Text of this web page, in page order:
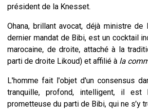
président de la Knesset.
Ohana, brillant avocat, déjà ministre
dernier mandat de Bibi, est un cocktail
marocaine, de droite, attaché à la
parti de droite Likoud) et affilié à la
L'homme fait l'objet d'un consensus
tranquille, profond, intelligent, il
prometteuse du parti de Bibi, qui ne s’y